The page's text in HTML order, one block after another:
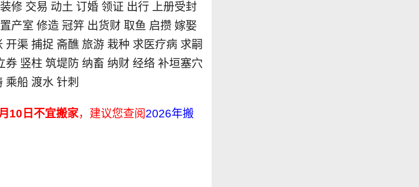
修 交易 动土 订婚 领证 出行 上册受封
产室 修造 冠笄 出货财 取鱼 启攒 嫁娶
渠 捕捉 斋醮 旅游 栽种 求医疗病 求嗣
竖柱 筑堤防 纳畜 纳财 经络 补垣塞穴
乘船 渡水 针刺
10日不宜搬家，建议您查阅2026年搬